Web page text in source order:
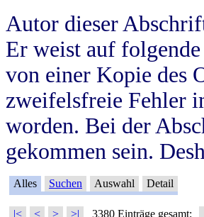
Autor dieser
Er weist auf
von einer Kopie des
zweifelsfreie Fehler
worden. Bei der
gekommen sein.
Alles Suchen Auswahl Detail
|< < > >| 3380 Einträge gesamt: